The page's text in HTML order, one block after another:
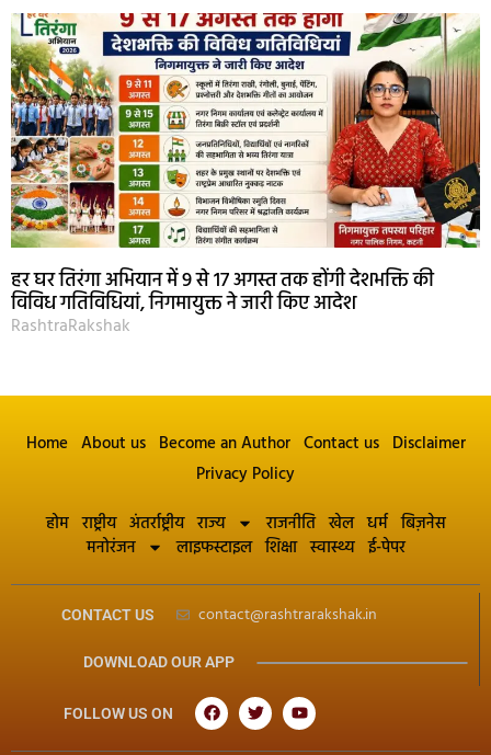
हर घर तिरंगा अभियान में 9 से 17 अगस्त तक होंगी देशभक्ति की
विविध गतिविधियां, निगमायुक्त ने जारी किए आदेश
RashtraRakshak
Home About us Become an Author Contact us Disclaimer
Privacy Policy
होम राष्ट्रीय अंतर्राष्ट्रीय राज्य राजनीति खेल धर्म बिज़नेस
मनोरंजन
लाइफस्टाइल शिक्षा स्वास्थ्य ई-पेपर
CONTACT US contact@rashtrarakshak.in
DOWNLOAD OUR APP
FOLLOW US ON